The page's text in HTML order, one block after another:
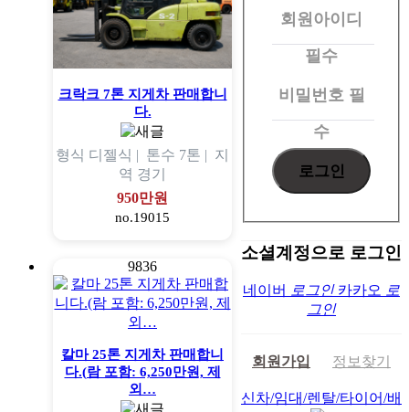
크락크 7톤 지게차 판매합니
다.
형식 디젤식 | 톤수 7톤 | 지
역 경기
950만원
no.19015
9836
칼마 25톤 지게차 판매합니
다.(람 포함: 6,250만원, 제
외…
회원아이디
필수
비밀번호 필
수
소셜계정으로 로그인
네이버 로그인 카카오 로
그인
회원가입 정보찾기
신차/임대/렌탈/타이어/배